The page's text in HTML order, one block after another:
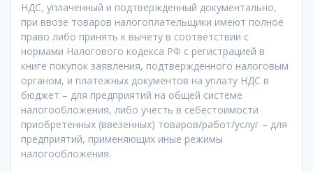
НДС, уплаченный и подтвержденный документально,
при ввозе товаров налогоплательщики имеют полное
право либо принять к вычету в соответствии с
нормами Налогового кодекса РФ с регистрацией в
книге покупок заявления, подтвержденного налоговым
органом, и платежных документов на уплату НДС в
бюджет – для предприятий на общей системе
налогообложения, либо учесть в себестоимости
приобретенных (ввезенных) товаров/работ/услуг – для
предприятий, применяющих иные режимы
налогообложения.